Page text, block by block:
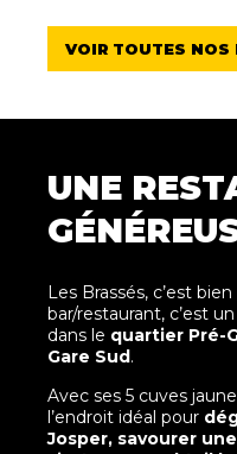
VOIR TOUTES NOS
UNE
Les Brassés, c’est
bar/restaurant, c’est
dans le quartier Pré-
Gare Sud.
Avec ses 5 cuves
l’endroit idéal pour
Josper, savourer